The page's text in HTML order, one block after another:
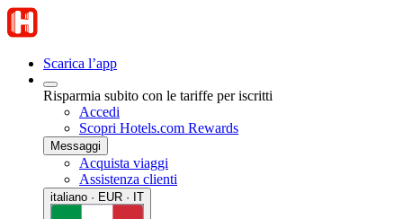
Scarica l’app
Risparmia subito con le tariffe per iscritti
Accedi
Scopri Hotels.com Rewards
Messaggi
Acquista viaggi
Assistenza clienti
italiano · EUR · IT